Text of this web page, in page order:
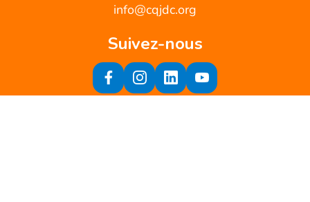
info@cqjdc.org
Suivez-nous